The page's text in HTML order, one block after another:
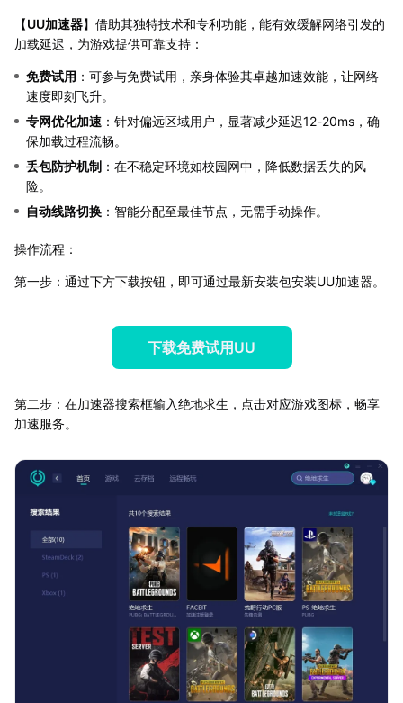
【UU加速器】借助其独特技术和专利功能，能有效缓解网络引发的
加载延迟，为游戏提供可靠支持：
免费试用 ：可参与免费试用，亲身体验其卓越加速效能，让网络
速度即刻飞升。
专网优化加速 ：针对偏远区域用户，显著减少延迟12-20ms，确
保加载过程流畅。
丢包防护机制 ：在不稳定环境如校园网中，降低数据丢失的风
险。
自动线路切换 ：智能分配至最佳节点，无需手动操作。
操作流程：
第一步：通过下方下载按钮，即可通过最新安装包安装UU加速器。
下载免费试用UU
第二步：在加速器搜索框输入绝地求生，点击对应游戏图标，畅享
加速服务。